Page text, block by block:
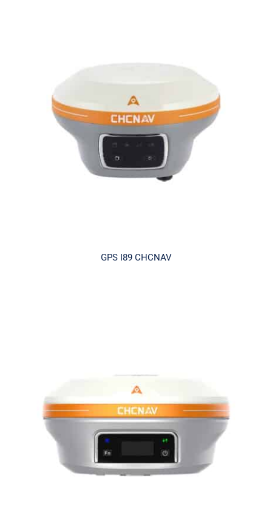
GPS I89 CHCNAV